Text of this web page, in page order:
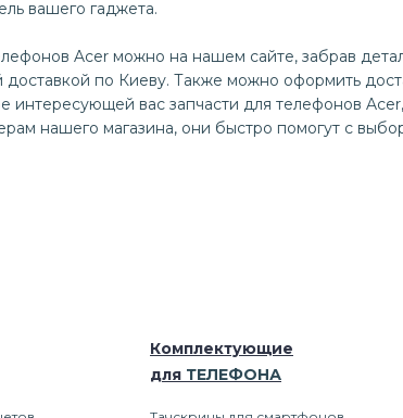
вашего гаджета.
Acer можно на нашем сайте, забрав
доставкой по Киеву. Также можно оформить
интересующей вас запчасти для телефонов
нашего магазина, они быстро помогут с
Комплектующие
для ТЕЛЕФОНА